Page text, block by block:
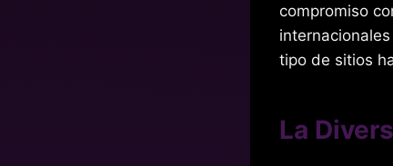
compromiso
tipo de sitios
La